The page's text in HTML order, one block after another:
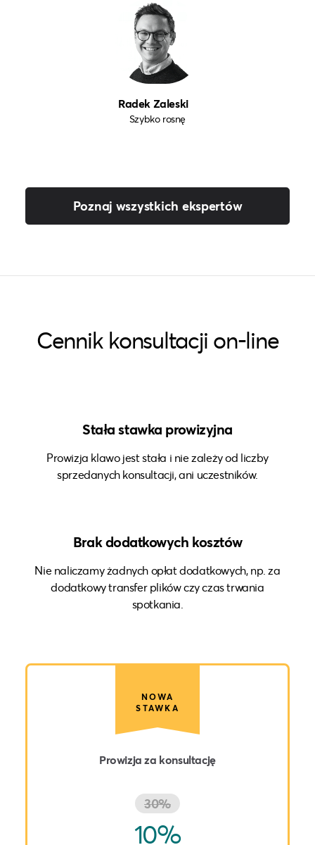
Radek Zaleski
Szybko rosnę
Poznaj wszystkich ekspertów
Cennik konsultacji on-line
Stała stawka prowizyjna
Prowizja klawo jest stała i nie zależy od liczby
sprzedanych konsultacji, ani uczestników.
Brak dodatkowych kosztów
Nie naliczamy żadnych opłat dodatkowych, np. za
dodatkowy transfer plików czy czas trwania
spotkania.
NOWA
STAWKA
Prowizja za konsultację
30%
10%